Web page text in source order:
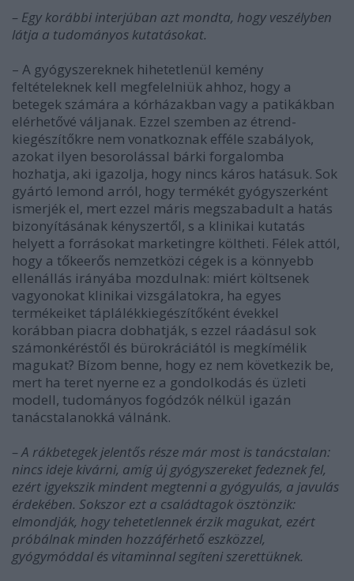
– Egy korábbi interjúban azt mondta, hogy veszélyben
látja a tudományos kutatásokat.
– A gyógyszereknek hihetetlenül kemény
feltételeknek kell megfelelniük ahhoz, hogy a
betegek számára a kórházakban vagy a patikákban
elérhetővé váljanak. Ezzel szemben az étrend-
kiegészítőkre nem vonatkoznak efféle szabályok,
azokat ilyen besorolással bárki forgalomba
hozhatja, aki igazolja, hogy nincs káros hatásuk. Sok
gyártó lemond arról, hogy termékét gyógyszerként
ismerjék el, mert ezzel máris megszabadult a hatás
bizonyításának kényszertől, s a klinikai kutatás
helyett a forrásokat marketingre költheti. Félek attól,
hogy a tőkeerős nemzetközi cégek is a könnyebb
ellenállás irányába mozdulnak: miért költsenek
vagyonokat klinikai vizsgálatokra, ha egyes
termékeiket táplálékkiegészítőként évekkel
korábban piacra dobhatják, s ezzel ráadásul sok
számonkéréstől és bürokráciától is megkímélik
magukat? Bízom benne, hogy ez nem következik be,
mert ha teret nyerne ez a gondolkodás és üzleti
modell, tudományos fogódzók nélkül igazán
tanácstalanokká válnánk.
– A rákbetegek jelentős része már most is tanácstalan:
nincs ideje kivárni, amíg új gyógyszereket fedeznek fel,
ezért igyekszik mindent megtenni a gyógyulás, a javulás
érdekében. Sokszor ezt a családtagok ösztönzik:
elmondják, hogy tehetetlennek érzik magukat, ezért
próbálnak minden hozzáférhető eszközzel,
gyógymóddal és vitaminnal segíteni szerettüknek.